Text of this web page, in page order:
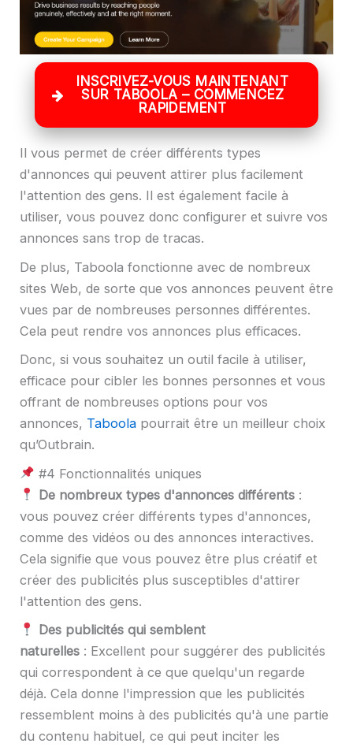
INSCRIVEZ-VOUS MAINTENANT
SUR TABOOLA – COMMENCEZ
RAPIDEMENT
Il vous permet de créer différents types
d'annonces qui peuvent attirer plus facilement
l'attention des gens. Il est également facile à
utiliser, vous pouvez donc configurer et suivre vos
annonces sans trop de tracas.
De plus, Taboola fonctionne avec de nombreux
sites Web, de sorte que vos annonces peuvent être
vues par de nombreuses personnes différentes.
Cela peut rendre vos annonces plus efficaces.
Donc, si vous souhaitez un outil facile à utiliser,
efficace pour cibler les bonnes personnes et vous
offrant de nombreuses options pour vos
annonces, Taboola pourrait être un meilleur choix
qu’Outbrain.
#4 Fonctionnalités uniques
De nombreux types d'annonces différents:
vous pouvez créer différents types d'annonces,
comme des vidéos ou des annonces interactives.
Cela signifie que vous pouvez être plus créatif et
créer des publicités plus susceptibles d'attirer
l'attention des gens.
Des publicités qui semblent
naturelles : Excellent pour suggérer des publicités
qui correspondent à ce que quelqu'un regarde
déjà. Cela donne l'impression que les publicités
ressemblent moins à des publicités qu'à une partie
du contenu habituel, ce qui peut inciter les